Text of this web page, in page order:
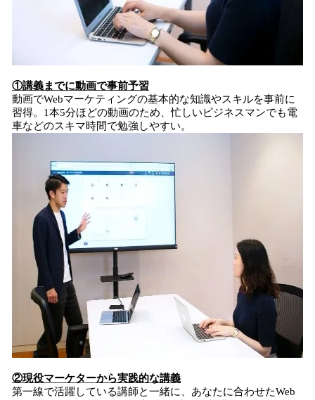
①講義までに動画で事前予習
動画でWebマーケティングの基本的な知識やスキルを事前に
習得。1本5分ほどの動画のため、忙しいビジネスマンでも電
車などのスキマ時間で勉強しやすい。
②現役マーケターから実践的な講義
第一線で活躍している講師と一緒に、あなたに合わせたWeb